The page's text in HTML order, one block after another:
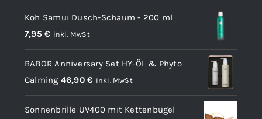
Koh Samui Dusch-Schaum - 200 ml
7,95€ inkl. MwSt
BABOR Anniversary Set HY-ÖL & Phyto
Calming 46,90€ inkl. MwSt
Sonnenbrille UV400 mit Kettenbügel